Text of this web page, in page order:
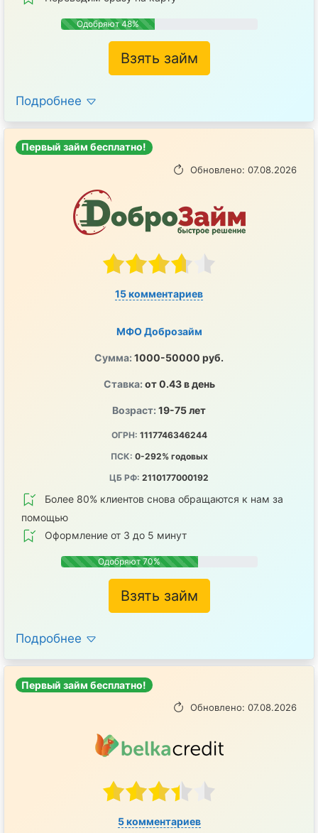
Одобряют 48%
Взять займ
Подробнее
Первый займ бесплатно!
Обновлено: 07.08.2026
15 комментариев
МФО Доброзайм
Сумма: 1000-50000 руб.
Ставка: от 0.43 в день
Возраст: 19-75 лет
ОГРН: 1117746346244
ПСК: 0-292% годовых
ЦБ РФ: 2110177000192
Более 80% клиентов снова обращаются к нам за
помощью
Оформление от 3 до 5 минут
Одобряют 70%
Взять займ
Подробнее
Первый займ бесплатно!
Обновлено: 07.08.2026
5 комментариев